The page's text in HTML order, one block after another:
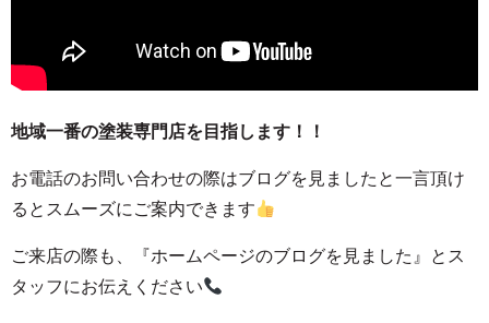
地域一番の塗装専門店を目指します！！
お電話のお問い合わせの際はブログを見ましたと一言頂け
るとスムーズにご案内できます
ご来店の際も、
『ホームページのブログを見ました』とス
タッフにお伝えください